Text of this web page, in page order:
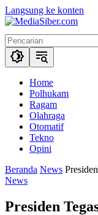
Langsung ke konten
Home
Polhukam
Ragam
Olahraga
Otomatif
Tekno
Opini
Beranda News
News
Presiden